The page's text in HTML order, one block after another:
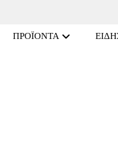
ΠΡΟΪΌΝΤΑ